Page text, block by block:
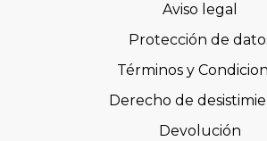
Aviso legal
Protección de
Términos y
Derecho de
Devolución